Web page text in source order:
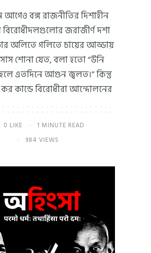
আগেও বঙ্গ রাজনীতির দিশাহীন
বিরোধীদলগুলোর জরাজীর্ণ দশা
অলিতে গলিতে চায়ের আড্ডায়
শোনা যেত, বলা হতো “উনি
এতদিনে আগুন জ্বলত।” কিন্তু
কান্ডে বিরোধীরা আন্দোলনের
0 LIKE
1 MINUTE READ
984 VIEWS